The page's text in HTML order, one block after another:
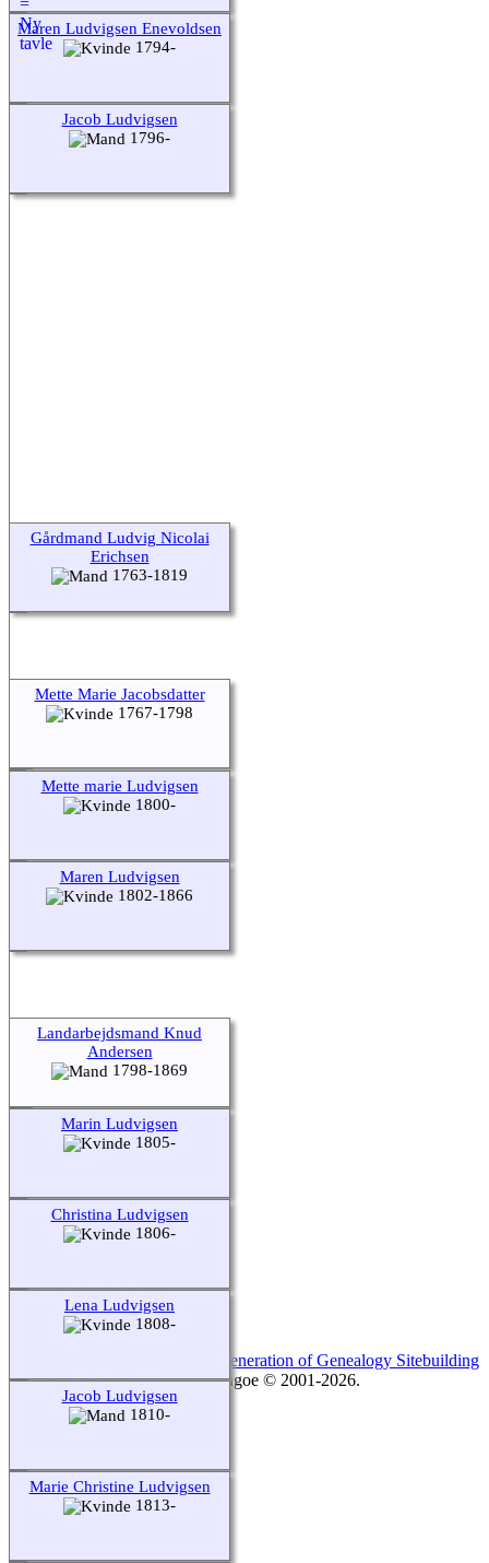
Maren Ludvigsen Enevoldsen
1794-
Jacob Ludvigsen
1796-
Gårdmand Ludvig Nicolai
Erichsen
1763-1819
Mette Marie Jacobsdatter
1767-1798
Mette marie Ludvigsen
1800-
Maren Ludvigsen
1802-1866
Landarbejdsmand Knud
Andersen
1798-1869
Marin Ludvigsen
1805-
Christina Ludvigsen
1806-
Lena Ludvigsen
1808-
Jacob Ludvigsen
1810-
Marie Christine Ludvigsen
1813-
Skift til standardvisning
The Next Generation of Genealogy Sitebuilding
v. 14.0.6, forfattet af Darrin Lythgoe © 2001-2026.
Opdateres afAnders Hasseriis